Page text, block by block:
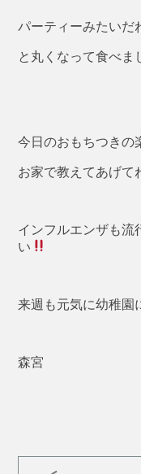
パーティーみたいだ
と丸くなって食べま
今日のおもちつきの
お家で教えてあげて
インフルエンザも流
い
来週も元気に幼稚園
森宮